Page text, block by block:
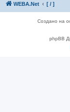
WEBA.Net [ / ]
Создано на
phpBB